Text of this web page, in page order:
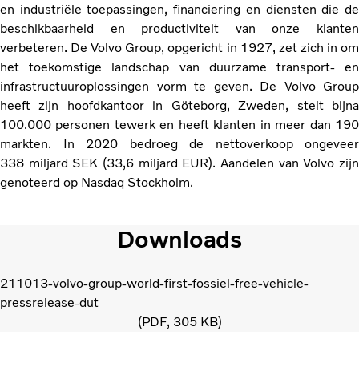
en industriële toepassingen, financiering en diensten die de
beschikbaarheid en productiviteit van onze klanten
verbeteren. De Volvo Group, opgericht in 1927, zet zich in om
het toekomstige landschap van duurzame transport- en
infrastructuuroplossingen vorm te geven. De Volvo Group
heeft zijn hoofdkantoor in Göteborg, Zweden, stelt bijna
100.000 personen tewerk en heeft klanten in meer dan 190
markten. In 2020 bedroeg de nettoverkoop ongeveer
338 miljard SEK (33,6 miljard EUR). Aandelen van Volvo zijn
genoteerd op Nasdaq Stockholm.
Downloads
211013-volvo-group-world-first-fossiel-free-vehicle-
pressrelease-dut
PDF 305 KB